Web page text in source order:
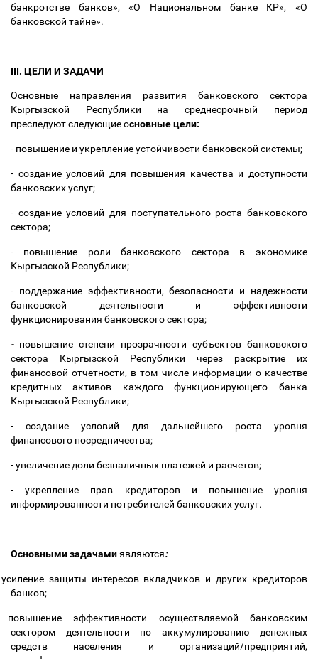
банкротстве банков», «О Национальном банке КР», «О
банковской тайне».
III. ЦЕЛИ И ЗАДАЧИ
Основные направления развития банковского сектора
Кыргызской Республики на среднесрочный период
преследуют следующие основные цели:
- повышение и укрепление устойчивости банковской системы;
- создание условий для повышения качества и доступности
банковских услуг;
- создание условий для поступательного роста банковского
сектора;
- повышение роли банковского сектора в экономике
Кыргызской Республики;
- поддержание эффективности, безопасности и надежности
банковской деятельности и эффективности
функционирования банковского сектора;
- повышение степени прозрачности субъектов банковского
сектора Кыргызской Республики через раскрытие их
финансовой отчетности, в том числе информации о качестве
кредитных активов каждого функционирующего банка
Кыргызской Республики;
- создание условий для дальнейшего роста уровня
финансового посредничества;
- увеличение доли безналичных платежей и расчетов;
- укрепление прав кредиторов и повышение уровня
информированности потребителей банковских услуг.
Основными задачамиявляются:
усиление защиты интересов вкладчиков и других кредиторов
банков;
повышение эффективности осуществляемой банковским
сектором деятельности по аккумулированию денежных
средств населения и организаций/предприятий,